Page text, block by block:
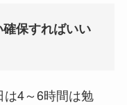
保すればいい
4～6時間は勉